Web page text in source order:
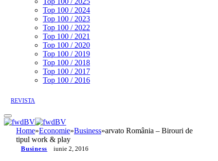
Top 100 / 2024
Top 100 / 2023
Top 100 / 2022
Top 100 / 2021
Top 100 / 2020
Top 100 / 2019
Top 100 / 2018
Top 100 / 2017
Top 100 / 2016
REVISTA
Home»Economie»Business»arvato România – Birouri de
tipul work & play
Business iunie 2, 2016